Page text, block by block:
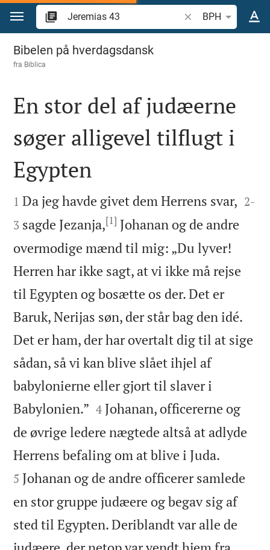
Gå til indhold
Søg efter bibelvers
BPH
Jeremias 43
Bibelen på hverdagsdansk
fra Biblica

En stor del af judæerne
søger alligevel tilflugt i
Egypten

1 Da jeg havde givet dem Herrens svar, 

2-
3 sagde Jezanja,[1] Johanan og de andre
overmodige mænd til mig: „Du lyver!
Herren har ikke sagt, at vi ikke må rejse
til Egypten og bosætte os der. Det er
Baruk, Nerijas søn, der står bag den idé.
Det er ham, der har overtalt dig til at sige
sådan, så vi kan blive slået ihjel af
babylonierne eller gjort til slaver i
Babylonien.” 

4 Johanan, officererne og
de øvrige ledere nægtede altså at adlyde
Herrens befaling om at blive i Juda.
5 Johanan og de andre officerer samlede
en stor gruppe judæere og begav sig af
sted til Egypten. Deriblandt var alle de